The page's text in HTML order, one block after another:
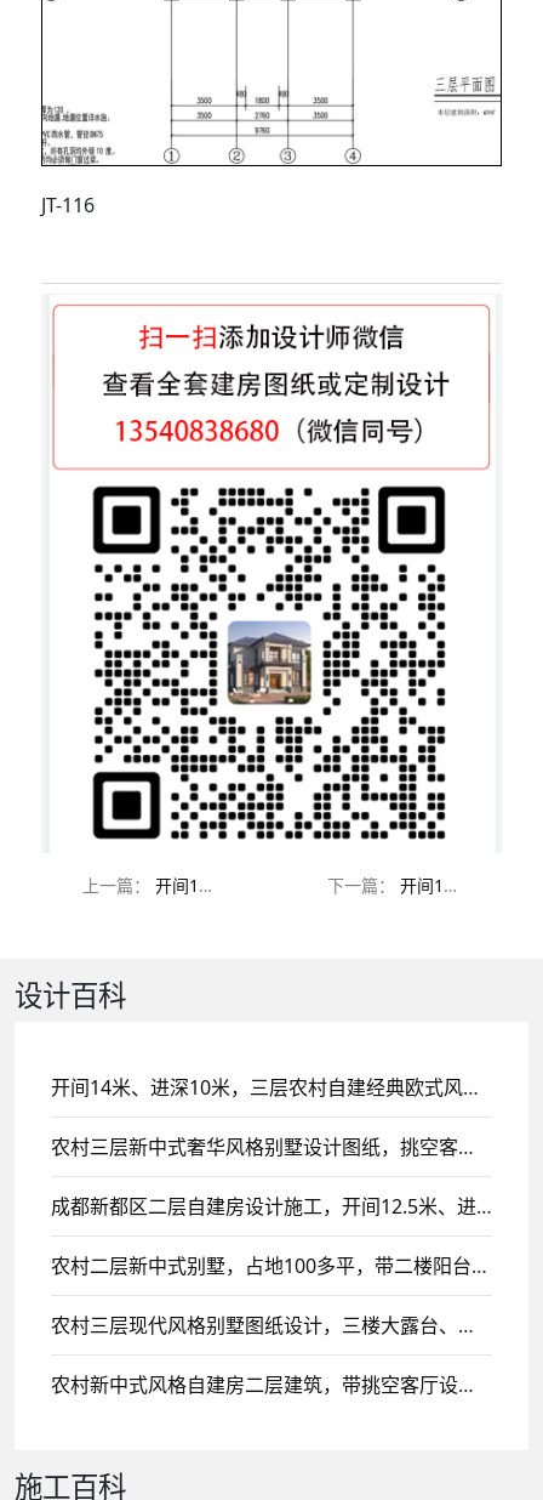
JT-116
上一篇： 开间12米进深13米两层别墅设计 下一篇： 开间12米进深10米三层农村房屋设计
设计百科
开间14米、进深10米，三层农村自建经典欧式风格别墅设计，带挑空客厅设计！
农村三层新中式奢华风格别墅设计图纸，挑空客厅设计
成都新都区二层自建房设计施工，开间12.5米、进深16米，带玻璃屋顶露台设计！
农村二层新中式别墅，占地100多平，带二楼阳台设计！
农村三层现代风格别墅图纸设计，三楼大露台、平顶设计风格
农村新中式风格自建房二层建筑，带挑空客厅设计，二楼侧面设计大露台！
施工百科